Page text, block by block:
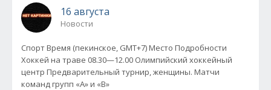
16 августа
Новости
Спорт Время (пекинское, GMT+7) Место Подробности
Хоккей на траве 08.30—12.00 Олимпийский хоккейный
центр Предварительный турнир, женщины. Матчи
команд групп «А» и «В»